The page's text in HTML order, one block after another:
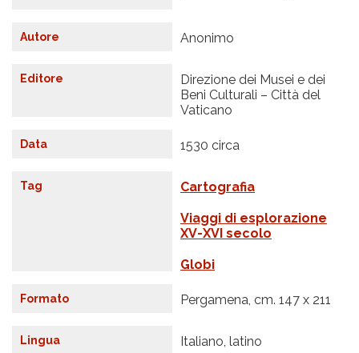
Autore Anonimo
Editore
Direzione dei Musei e dei
Beni Culturali – Città del
Vaticano
Data 1530 circa
Tag Cartografia
Viaggi di esplorazione
XV-XVI secolo
Globi
Formato Pergamena, cm. 147 x 211
Lingua Italiano, latino